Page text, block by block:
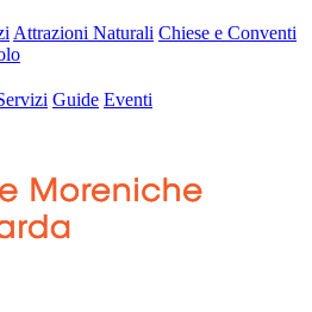
Attrazioni Naturali Chiese e Conventi
Guide Eventi